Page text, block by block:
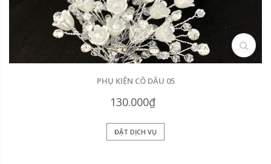
search
PHỤ KIỆN CÔ DÂU 05
130.000₫
ĐẶT DỊCH VỤ